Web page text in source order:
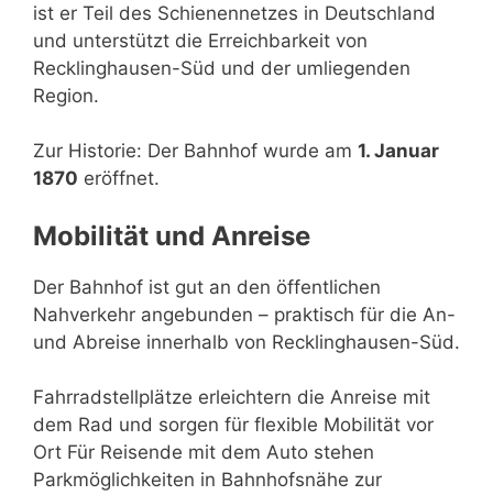
ist er Teil des Schienennetzes in Deutschland
und unterstützt die Erreichbarkeit von
Recklinghausen-Süd und der umliegenden
Region.
Zur Historie: Der Bahnhof wurde am 1. Januar
1870 eröffnet.
Mobilität und Anreise
Der Bahnhof ist gut an den öffentlichen
Nahverkehr angebunden – praktisch für die An-
und Abreise innerhalb von Recklinghausen-Süd.
Fahrradstellplätze erleichtern die Anreise mit
dem Rad und sorgen für flexible Mobilität vor
Ort Für Reisende mit dem Auto stehen
Parkmöglichkeiten in Bahnhofsnähe zur